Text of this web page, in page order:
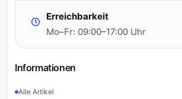
Erreichbarkeit
Mo–Fr: 09:00–17:00 Uhr
Informationen
Alle Artikel